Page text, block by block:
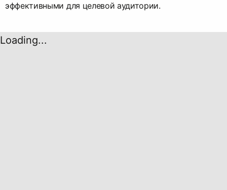
эффективными для целевой аудитории.
Loading...